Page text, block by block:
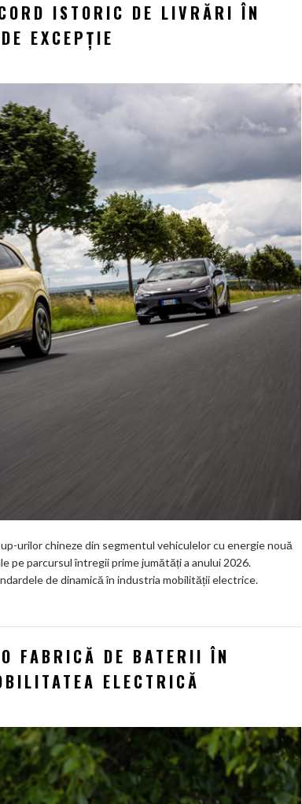
ISTORIC DE LIVRĂRI ÎN
EXCEPȚIE
urilor chineze din segmentul vehiculelor cu energie nouă
pe parcursul întregii prime jumătăți a anului 2026.
de dinamică în industria mobilității electrice.
FABRICĂ DE BATERII ÎN
ELECTRICĂ